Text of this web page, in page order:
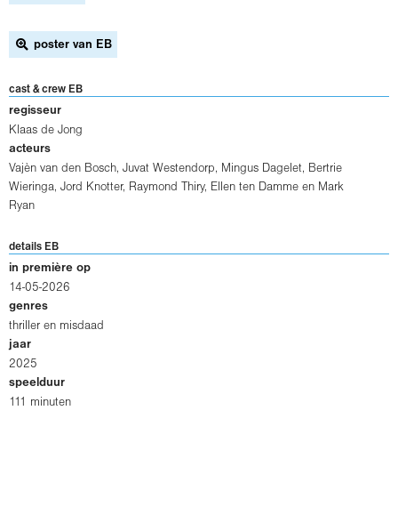
poster van EB
cast & crew EB
regisseur
Klaas de Jong
acteurs
Vajèn van den Bosch, Juvat Westendorp, Mingus Dagelet,
Bertrie
Wieringa, Jord Knotter, Raymond Thiry, Ellen ten Damme en Mark
Ryan
details EB
in première op
14-05-2026
genres
thriller en misdaad
jaar
2025
speelduur
111 minuten